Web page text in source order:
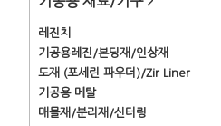
레진치
기공용레진/본딩재/인상재
도재 (포세린 파우더)/Zir Liner
기공용 메탈
매몰재/분리재/신터링